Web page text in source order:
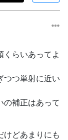
くらいあってよ
つつ単射に近い
の補正はあって
けどあまりにも